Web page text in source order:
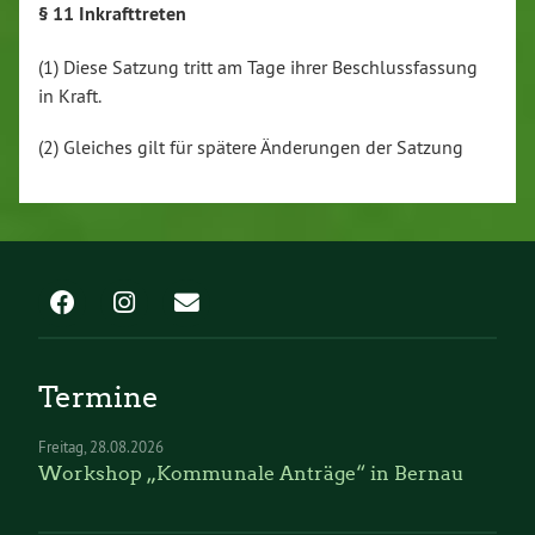
§ 11 Inkrafttreten
(1) Diese Satzung tritt am Tage ihrer Beschlussfassung
in Kraft.
(2) Gleiches gilt für spätere Änderungen der Satzung
Termine
Freitag 28.08.2026
Workshop „Kommunale Anträge“ in Bernau